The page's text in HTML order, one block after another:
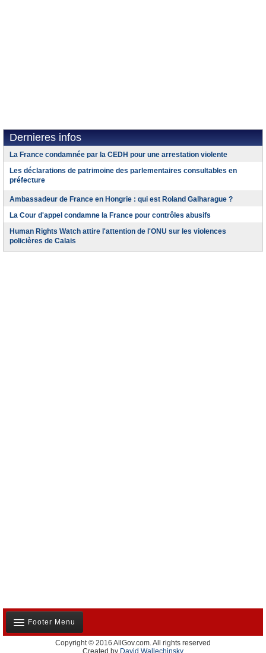
Dernieres infos
La France condamnée par la CEDH pour une arrestation violente
Les déclarations de patrimoine des parlementaires consultables en
préfecture
Ambassadeur de France en Hongrie : qui est Roland Galharague ?
La Cour d'appel condamne la France pour contrôles abusifs
Human Rights Watch attire l'attention de l'ONU sur les violences
policières de Calais
Footer Menu
Notre équipe
Copyright © 2016 AllGov.com. All rights reserved
Created by David Wallechinsky